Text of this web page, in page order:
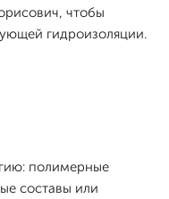
чтобы
гидроизоляции.
полимерные
составы или